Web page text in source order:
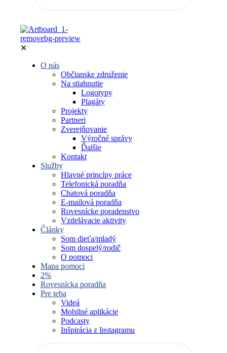
✕
O nás
Občianske združenie
Na stiahnutie
Logotypy
Plagáty
Projekty
Partneri
Zverejňovanie
Výročné správy
Ďalšie
Kontakt
Služby
Hlavné princípy práce
Telefonická poradňa
Chatová poradňa
E-mailová poradňa
Rovesnícke poradenstvo
Vzdelávacie aktivity
Články
Som dieťa/mladý
Som dospelý/rodič
O pomoci
Mapa pomoci
2%
Rovesnícka poradňa
Pre teba
Videá
Mobilné aplikácie
Podcasty
Inšpirácia z Instagramu